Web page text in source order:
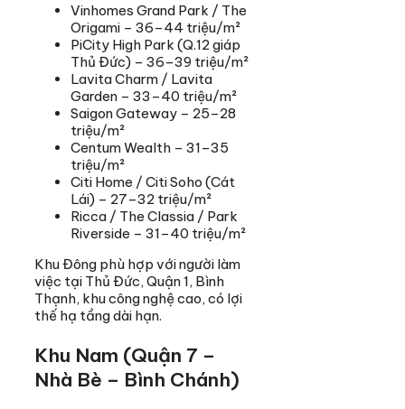
Vinhomes Grand Park / The
Origami – 36–44 triệu/m²
PiCity High Park (Q.12 giáp
Thủ Đức) – 36–39 triệu/m²
Lavita Charm / Lavita
Garden – 33–40 triệu/m²
Saigon Gateway – 25–28
triệu/m²
Centum Wealth – 31–35
triệu/m²
Citi Home / Citi Soho (Cát
Lái) – 27–32 triệu/m²
Ricca / The Classia / Park
Riverside – 31–40 triệu/m²
Khu Đông phù hợp với người làm
việc tại Thủ Đức, Quận 1, Bình
Thạnh, khu công nghệ cao, có lợi
thế hạ tầng dài hạn.
Khu Nam (Quận 7 –
Nhà Bè – Bình Chánh)